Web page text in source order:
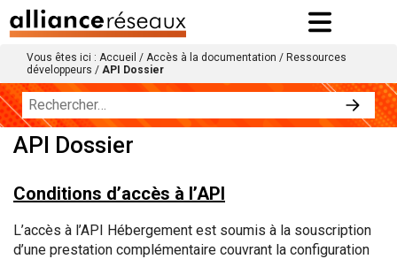
Vous êtes ici : Accueil / Accès à la documentation / Ressources
développeurs / API Dossier
API Dossier
Conditions d’accès à l’API
L’accès à l’API Hébergement est soumis à la souscription
d’une prestation complémentaire couvrant la configuration